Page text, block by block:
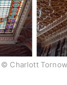
© Charlott Tornow